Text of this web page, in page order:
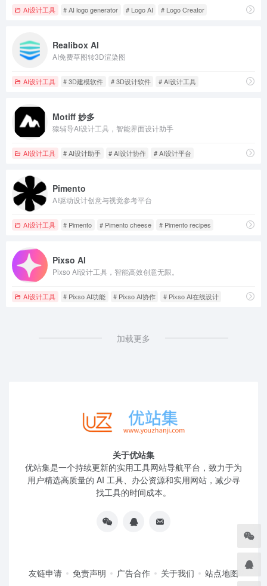
AI设计工具 # AI logo generator # Logo AI # Logo Creator
Realibox AI
AI免费草图转3D渲染图
AI设计工具 # 3D建模软件 # 3D设计软件 # AI设计工具
Motiff 妙多
猿辅导AI设计工具，智能界面设计助手
AI设计工具 # AI设计助手 # AI设计协作 # AI设计平台
Pimento
AI驱动设计创意与视觉参考平台
AI设计工具 # Pimento # Pimento cheese # Pimento recipes
Pixso AI
Pixso AI设计工具，智能高效创意无限。
AI设计工具 # Pixso AI功能 # Pixso AI协作 # Pixso AI在线设计
加载更多
关于优站集
优站集是一个持续更新的实用工具网站导航平台，致力于为
用户精选高质量的 AI 工具、办公资源和实用网站，减少寻
找工具的时间成本。
友链申请 免责声明 广告合作 关于我们 站点地图